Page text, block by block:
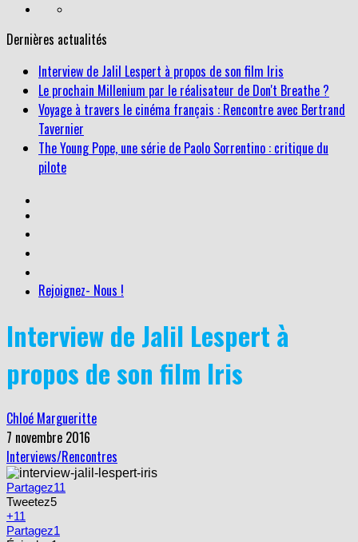
Dernières actualités
Interview de Jalil Lespert à propos de son film Iris
Le prochain Millenium par le réalisateur de Don't Breathe ?
Voyage à travers le cinéma français : Rencontre avec Bertrand
Tavernier
The Young Pope, une série de Paolo Sorrentino : critique du
pilote
Rejoignez- Nous !
Interview de Jalil Lespert à
propos de son film Iris
Chloé Margueritte
7 novembre 2016
Interviews/Rencontres
Partagez11
Tweetez5
+11
Partagez1